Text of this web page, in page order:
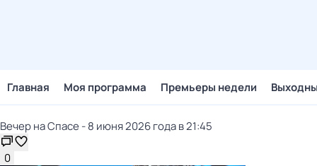
Главная Моя программа Премьеры недели
Вечер на Спасе - 8 июня 2026 года в 21:45
0